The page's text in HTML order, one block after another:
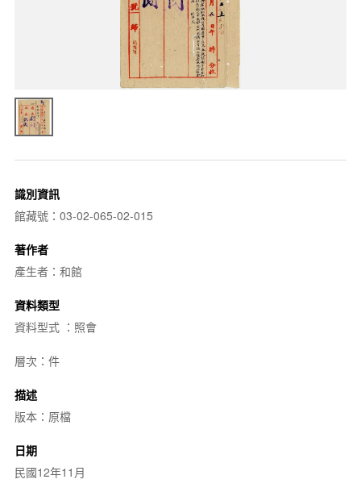
識別資訊
館藏號：03-02-065-02-015
著作者
產生者：和館
資料類型
資料型式 ：照會
層次：件
描述
版本：原檔
日期
民國12年11月